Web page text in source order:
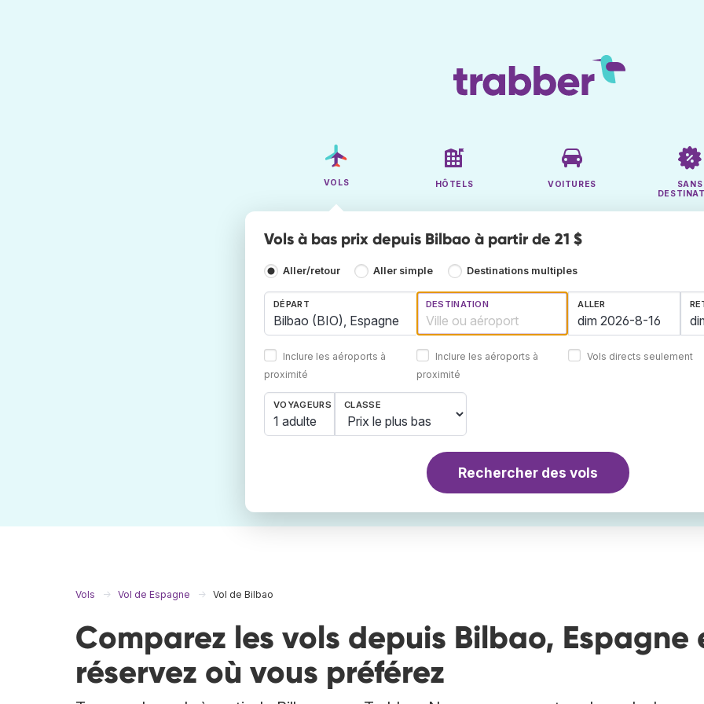
VOLS HÔTELS VOITURES
SANS
Vols à bas prix depuis Bilbao à partir de 21 $
Aller/retour Aller simple Destinations multiples
DÉPART
Inclure les aéroports à
proximité
DESTINATION
Inclure les aéroports à
proximité
ALLER
Vols directs seulement
VOYAGEURS
1 adulte
CLASSE
Rechercher des vols
Vols Vol de Espagne Vol de Bilbao
Comparez les vols depuis Bilbao, Espagne
réservez où vous préférez